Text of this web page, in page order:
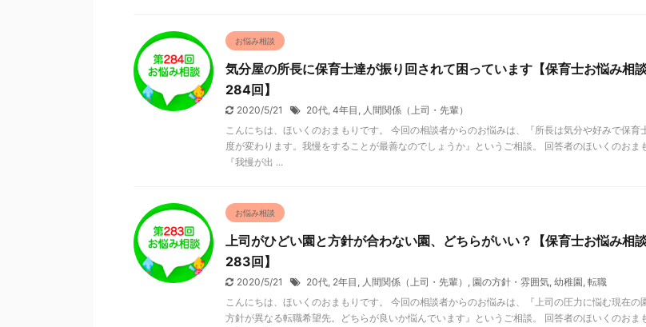
お悩み相談
気分屋の所長に保育士達が振り回されて困っています【保育士お悩み相
284回】
2020/5/21 20代, 4年目 , 人間関係（上司・先輩）
こんにちは、ほいくのおまもりです。 今回の相談者からのお悩みは、『所長は気分や好みで保育
度が変わります。我慢をすることが最善なのでしょうか』というご相談。 回答者のほいくのおま
『我慢が出 ...
お悩み相談
上司がひどい園と方針が合わない園、どちらがいい？【保育士お悩み相
283回】
2020/5/21 20代, 2年目 , 人間関係（上司・先輩） , 園の方針・雰囲気, 幼稚園, 転職
こんにちは、ほいくのおまもりです。 今回の相談者からのお悩みは、『上司の圧力に悩む現在の
方針が異なる転職希望先。どちらが良いか悩んでいます』というご相談。 回答者のほいくのおま